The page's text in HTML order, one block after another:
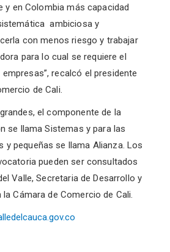
y en Colombia más capacidad
ambiciosa y
con menos riesgo y trabajar
para lo cual se requiere el
recalcó el presidente
de Cali.
el componente de la
se llama Sistemas y para las
y pequeñas se llama Alianza. Los
pueden ser consultados
Valle, Secretaria de Desarrollo y
Cámara de Comercio de Cali.